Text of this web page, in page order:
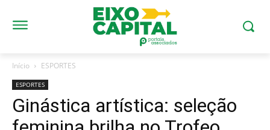
Início ESPORTES
ESPORTES
Ginástica artística: seleção